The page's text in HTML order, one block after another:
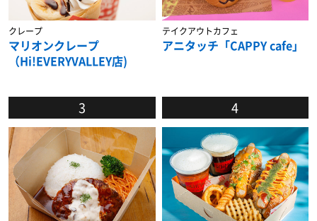
クレープ
マリオンクレープ
（Hi!EVERYVALLEY店)
テイクアウトカフェ
アニタッチ「CAPPY cafe」
3 4